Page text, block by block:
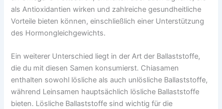
als Antioxidantien wirken und zahlreiche gesundheitliche
Vorteile bieten können, einschließlich einer Unterstützung
des Hormongleichgewichts.
Ein weiterer Unterschied liegt in der Art der Ballaststoffe,
die du mit diesen Samen konsumierst. Chiasamen
enthalten sowohl lösliche als auch unlösliche Ballaststoffe,
während Leinsamen hauptsächlich lösliche Ballaststoffe
bieten. Lösliche Ballaststoffe sind wichtig für die